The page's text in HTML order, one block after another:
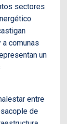
sectores
comunas
un
entre
de